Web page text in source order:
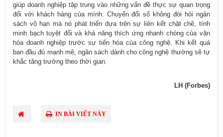
giúp doanh nghiệp tập trung vào những vấn đề thực sự quan trọng
đối với khách hàng của mình. Chuyển đổi số không đòi hỏi ngân
sách vô hạn mà nó phát triển dựa trên sự liên kết chặt chẽ, tính
minh bạch tuyệt đối và khả năng thích ứng nhanh chóng của văn
hóa doanh nghiệp trước sự tiến hóa của công nghệ. Khi kết quả
ban đầu đủ mạnh mẽ, ngân sách dành cho công nghệ thường sẽ tự
khắc tăng trưởng theo thời gian.
LH (Forbes)​
IN BÀI VIẾT NÀY